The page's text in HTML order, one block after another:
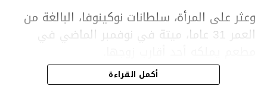
وعثر على المرأة، سلطانات نوكينوفا، البالغة من
العمر 31 عاما، ميتة في نوفمبر الماضي في
ووفقا لتقرير الطبيب الشرعي، توفيت نوكينوفا
أكمل القراءة